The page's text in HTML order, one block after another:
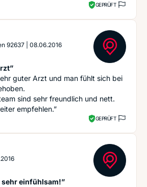
GEPRÜFT
92637 08.06.2016
guter Arzt und man fühlt sich bei
sind sehr freundlich und nett.
empfehlen.”
GEPRÜFT
einfühlsam!”